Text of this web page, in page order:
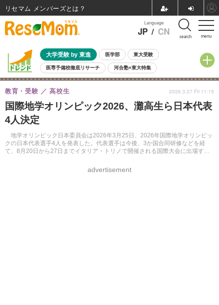
menu
Language
JP / CN search
大学受験 by 東進 医学部 東大受験
医専予備校徹底リサーチ 河合塾×東大特集
親子で考える大学選び 高校受験 中学受験 小学校受験
共通テスト 夏休み
8月開催イベント・WS 全国公立高校 過去問 人気記事
自由研究教材（小学生向け）
国際地学オリンピック2026、灘高生ら日本代表
4人決定
地学オリンピック日本委員会は2026年3月25日、2026年国際地学オリンピッ
クの日本代表選手4人を発表した。代表選手は今後、3か国合同研修などを経
て、8月20日から27日までイタリア・トリノで開催される国際大会に出場す
教育・受験 高校生
advertisement
2026.3.27 Fri 11:15
リセマム メンバーズ